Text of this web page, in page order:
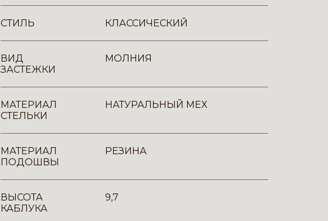
СТИЛЬ КЛАССИЧЕСКИЙ
ВИД
ЗАСТЕЖКИ
МОЛНИЯ
МАТЕРИАЛ
СТЕЛЬКИ
НАТУРАЛЬНЫЙ МЕХ
МАТЕРИАЛ
ПОДОШВЫ
РЕЗИНА
ВЫСОТА
КАБЛУКА
9,7